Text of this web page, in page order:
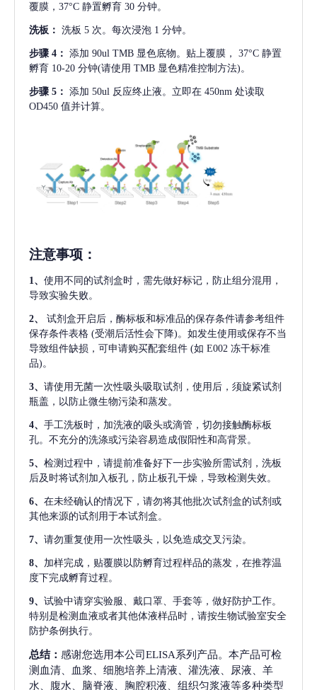
覆膜，37°C 静置孵育 30 分钟。
洗板： 洗板 5 次。每次浸泡 1 分钟。
步骤 4： 添加 90ul TMB 显色底物。贴上覆膜， 37°C 静置
孵育 10-20 分钟(请使用 TMB 显色精准控制方法)。
步骤 5： 添加 50ul 反应终止液。立即在 450nm 处读取
OD450 值并计算。
注意事项 ：
1、 使用不同的试剂盒时，需先做好标记，防止组分混用，
导致实验失败。
2、
试剂盒开启后，酶标板和标准品的保存条件请参考组件
保存条件表格 (受潮后活性会下降)。如发生使用或保存不当
导致组件缺损，可申请购买配套组件 (如 E002 冻干标准
品)。
3、 请使用无菌一次性吸头吸取试剂，使用后，须旋紧试剂
瓶盖，以防止微生物污染和蒸发。
4、 手工洗板时，加洗液的吸头或滴管，切勿接触酶标板
孔。不充分的洗涤或污染容易造成假阳性和高背景。
5、 检测过程中，请提前准备好下一步实验所需试剂，洗板
后及时将试剂加入板孔，防止板孔干燥，导致检测失效。
6、 在未经确认的情况下，请勿将其他批次试剂盒的试剂或
其他来源的试剂用于本试剂盒。
7、 请勿重复使用一次性吸头，以免造成交叉污染。
8、 加样完成，贴覆膜以防孵育过程样品的蒸发，在推荐温
度下完成孵育过程。
9、 试验中请穿实验服、戴口罩、手套等，做好防护工作。
特别是检测血液或者其他体液样品时，请按生物试验室安全
防护条例执行。
总结： 感谢您选用本公司ELISA系列产品。本产品可检
测血清、血浆、细胞培养上清液、灌洗液、尿液、羊
水、腹水、脑脊液、胸腔积液、组织匀浆液等多种类型